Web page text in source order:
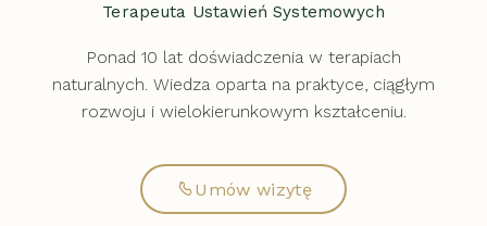
Terapeuta Ustawień Systemowych
Ponad 10 lat doświadczenia w terapiach
naturalnych. Wiedza oparta na praktyce, ciągłym
rozwoju i wielokierunkowym kształceniu.
Umów wizytę